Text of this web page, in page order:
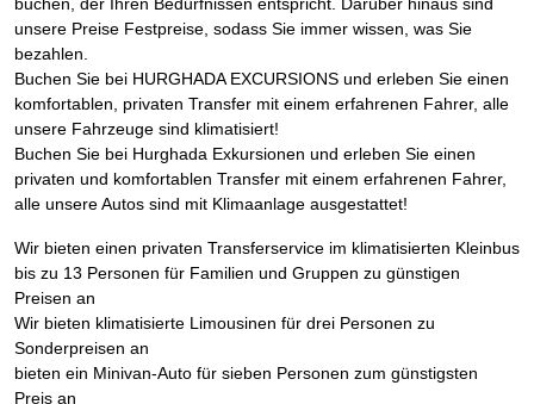
unsere Preise Festpreise, sodass Sie immer wissen, was Sie
bezahlen.
Buchen Sie bei HURGHADA EXCURSIONS und erleben Sie einen
komfortablen, privaten Transfer mit einem erfahrenen Fahrer, alle
unsere Fahrzeuge sind klimatisiert!
Buchen Sie bei Hurghada Exkursionen und erleben Sie einen
privaten und komfortablen Transfer mit einem erfahrenen Fahrer,
alle unsere Autos sind mit Klimaanlage ausgestattet!
Wir bieten einen privaten Transferservice im klimatisierten Kleinbus
bis zu 13 Personen für Familien und Gruppen zu günstigen
Preisen an
Wir bieten klimatisierte Limousinen für drei Personen zu
Sonderpreisen an
bieten ein Minivan-Auto für sieben Personen zum günstigsten
Preis an